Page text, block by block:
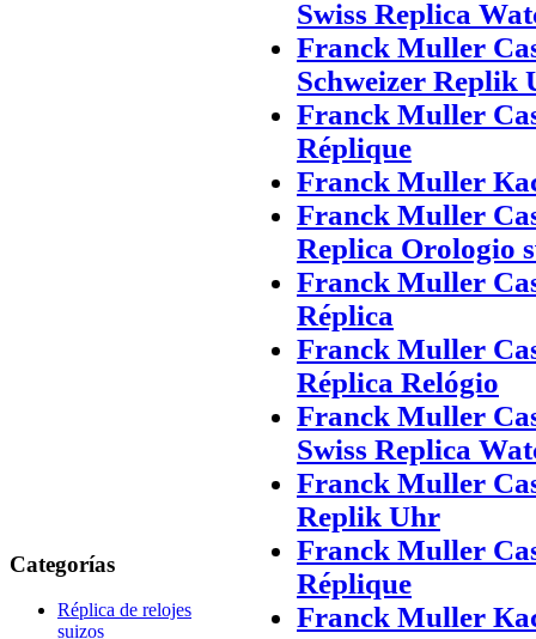
Categorías
Réplica de relojes
suizos
Swiss Replica
Franck Muller
Schweizer Replik
Franck Muller
Réplique
Franck Muller
Franck Muller
Replica Orologio
Franck Muller
Réplica
Franck Muller
Réplica Relógio
Franck Muller
Swiss Replica
Franck Muller
Replik Uhr
Franck Muller
Réplique
Franck Muller